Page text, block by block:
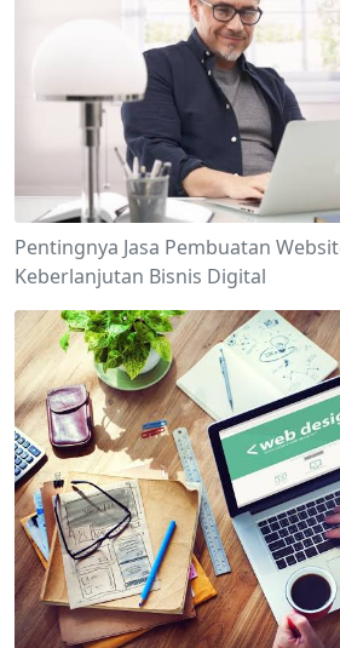
Pentingnya Jasa Pembuatan
Keberlanjutan Bisnis Digital